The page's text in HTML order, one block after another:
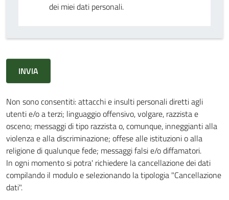
dei miei dati personali.
Non sono consentiti: attacchi e insulti personali diretti agli
utenti e/o a terzi; linguaggio offensivo, volgare, razzista e
osceno; messaggi di tipo razzista o, comunque, inneggianti alla
violenza e alla discriminazione; offese alle istituzioni o alla
religione di qualunque fede; messaggi falsi e/o diffamatori.
In ogni momento si potra' richiedere la cancellazione dei dati
compilando il modulo e selezionando la tipologia "Cancellazione
dati".